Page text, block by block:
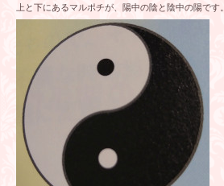
上と下にあるマルポチが、陽中の陰と陰中の陽です。